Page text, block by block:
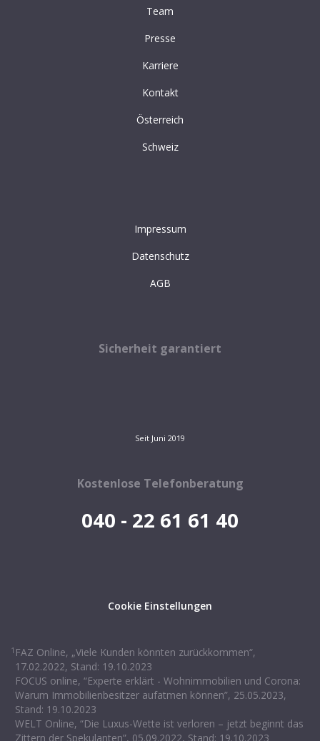
Team
Presse
Karriere
Kontakt
Österreich
Schweiz
Impressum
Datenschutz
AGB
Kostenlose Telefonberatung
040 - 22 61 61 40
Sicherheit garantiert
Seit Juni 2019
Cookie Einstellungen
1 FAZ Online, „Viele Kunden könnten zurückkommen“,
17.02.2022, Stand: 19.10.2023
FOCUS online, “Experte erklärt - Wohnimmobilien und Corona:
Warum Immobilienbesitzer aufatmen können”, 25.05.2023,
Stand: 19.10.2023
WELT Online, “Die Luxus-Wette ist verloren – jetzt beginnt das
Zittern der Spekulanten”, 05.09.2022, Stand: 19.10.2023